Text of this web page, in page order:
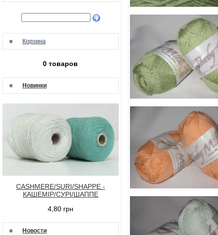
Корзина
0 товаров
Новинки
CASHMERE/SURI/SHAPPE -
КАШЕМІР/СУРІ/ШАППЕ
4,80 грн
Новости